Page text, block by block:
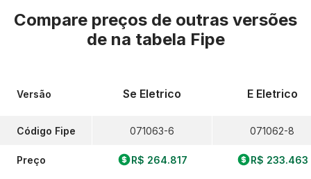
Compare preços de outras versões
de na tabela Fipe
Versão
Código Fipe
Preço
Se Eletrico
071063-6
R$ 264.817
E Eletrico
071062-8
R$ 233.463